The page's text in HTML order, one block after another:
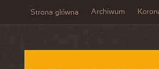
Strona główna Archiwum